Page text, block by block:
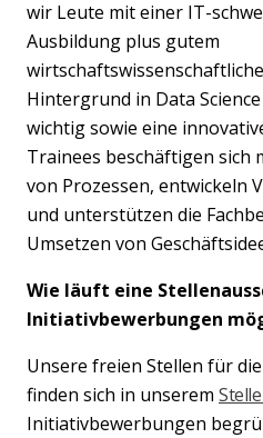
wir Leute mit einer IT-
Ausbildung plus gutem
Hintergrund in Data
wichtig sowie eine
Trainees beschäftigen sich
von Prozessen, entwickeln
und unterstützen die
Umsetzen von
Wie läuft eine
Initiativbewerbungen
Unsere freien Stellen für
finden sich in unserem
Initiativbewerbungen